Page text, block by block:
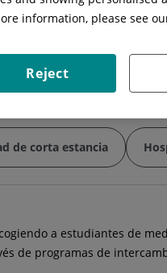
24 h al día los
935656010
de corta estancia
a estudiantes de
de programas de
information, please see
Reject